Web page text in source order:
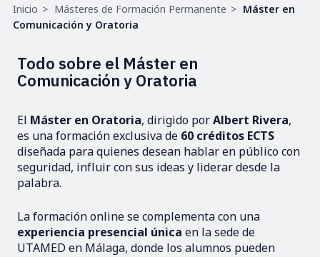
Ruta
de
Inicio Másteres de Formación Permanente
Máster en
Comunicación y Oratoria
Todo sobre el Máster en
Comunicación y Oratoria
El Máster en Oratoria, dirigido porAlbert Rivera,
es una formación exclusiva de 60 créditos ECTS
diseñada para quienes desean hablar en público con
seguridad, influir con sus ideas y liderar desde la
palabra.
La formación online se complementa con una
experiencia presencial única en la sede de
UTAMED en Málaga, donde los alumnos pueden